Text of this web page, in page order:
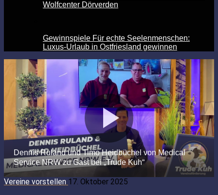
Wolfcenter Dörverden
Gewinnspiele Für echte Seelenmenschen:
Luxus-Urlaub in Ostfriesland gewinnen
Vereine vorstellen 17. Oktober 2025